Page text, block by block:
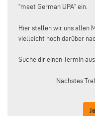
"meet German UPA" ein.
Hier stellen wir uns allen
vielleicht noch darüber
Suche dir einen Termin
Nächstes